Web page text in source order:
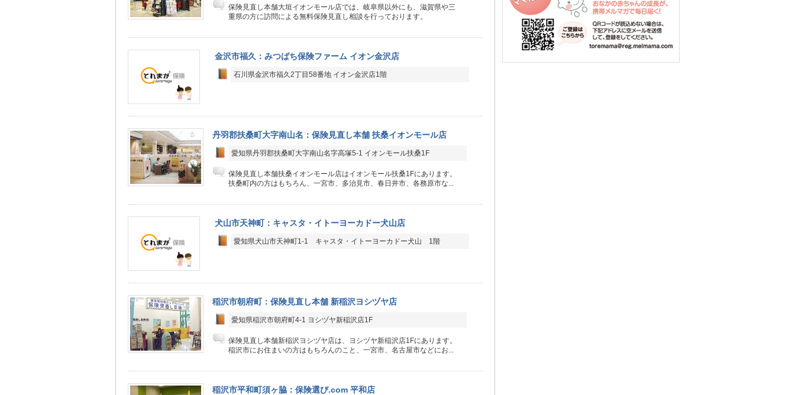
保険見直し本舗大垣イオンモール店では、岐阜県以外にも、滋賀県や三
重県の方に訪問による無料保険見直し相談を行っております。
金沢市福久：みつばち保険ファーム イオン金沢店
石川県金沢市福久2丁目58番地 イオン金沢店1階
丹羽郡扶桑町大字南山名：保険見直し本舗 扶桑イオンモール店
愛知県丹羽郡扶桑町大字南山名字高塚5-1 イオンモール扶桑1F
保険見直し本舗扶桑イオンモール店はイオンモール扶桑1Fにあります。
扶桑町内の方はもちろん、一宮市、多治見市、春日井市、各務原市な...
犬山市天神町：キャスタ・イトーヨーカドー犬山店
愛知県犬山市天神町1-1 キャスタ・イトーヨーカドー犬山 1階
稲沢市朝府町：保険見直し本舗 新稲沢ヨシヅヤ店
愛知県稲沢市朝府町4-1 ヨシヅヤ新稲沢店1F
保険見直し本舗新稲沢ヨシヅヤ店は、ヨシヅヤ新稲沢店1Fにあります。
稲沢市にお住まいの方はもちろんのこと、一宮市、名古屋市などにお...
稲沢市平和町須ヶ脇：保険選び.com 平和店